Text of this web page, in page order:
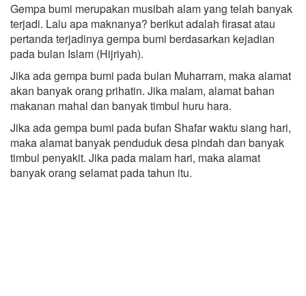
Gempa bumi merupakan musibah alam yang telah banyak
terjadi. Lalu apa maknanya? berikut adalah firasat atau
pertanda terjadinya gempa bumi berdasarkan kejadian
pada bulan Islam (Hijriyah).
Jika ada gempa bumi pada bulan Muharram, maka alamat
akan banyak orang prihatin. Jika malam, alamat bahan
makanan mahal dan banyak timbul huru hara.
Jika ada gempa bumi pada bufan Shafar waktu siang hari,
maka alamat banyak penduduk desa pindah dan banyak
timbul penyakit. Jika pada malam hari, maka alamat
banyak orang selamat pada tahun itu.